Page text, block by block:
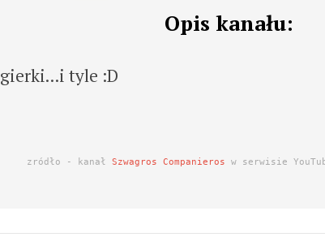
Opis kanału:
tyle :D
zródło - kanałSzwagros Companieros w serwisie